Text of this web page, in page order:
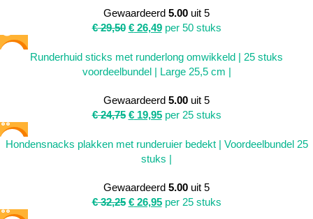
Gewaardeerd 5.00 uit 5
€29,50 €26,49 per 50 stuks
Runderhuid sticks met runderlong omwikkeld | 25 stuks
voordeelbundel | Large 25,5 cm |
Gewaardeerd 5.00 uit 5
€24,75 €19,95 per 25 stuks
SALE
Hondensnacks plakken met runderuier bedekt | Voordeelbundel 25
stuks |
Gewaardeerd 5.00 uit 5
€32,25 €26,95 per 25 stuks